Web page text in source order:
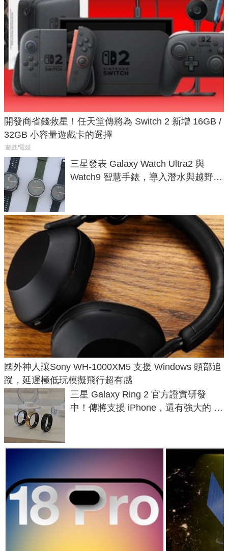
開發商省錢救星！任天堂傳將為 Switch 2 新增 16GB /
32GB 小容量遊戲卡的選擇
遊戲/電競
三星發表 Galaxy Watch Ultra2 與
Watch9 智慧手錶，導入潛水與越野跑
國外神人讓Sony WH-1000XM5 支援 Windows 頭部追
蹤，延遲極低玩模擬飛行超有感
三星 Galaxy Ring 2 官方證實研發
中！傳將支援 iPhone，還有強大的 AI